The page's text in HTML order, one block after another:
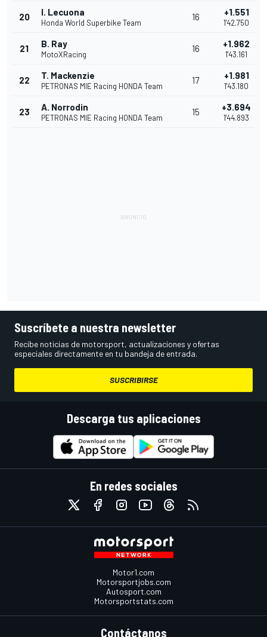
20 I. Lecuona
Honda World Superbike Team
16 +1.551
1'42.750
21 B. Ray
MotoXRacing
16 +1.962
1'43.161
22 T. Mackenzie
PETRONAS MIE Racing HONDA Team
17 +1.981
1'43.180
23 A. Norrodin
PETRONAS MIE Racing HONDA Team
15 +3.694
1'44.893
Suscríbete a nuestra newsletter
Recibe noticias de motorsport, actualizaciones y ofertas
especiales directamente en tu bandeja de entrada.
SUSCRIBIRSE
Descarga tus aplicaciones
En redes sociales
Motor1.com
Motorsportjobs.com
Autosport.com
Motorsportstats.com
Contáctanos